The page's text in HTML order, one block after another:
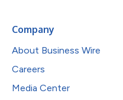
Company
About Business Wire
Careers
Media Center